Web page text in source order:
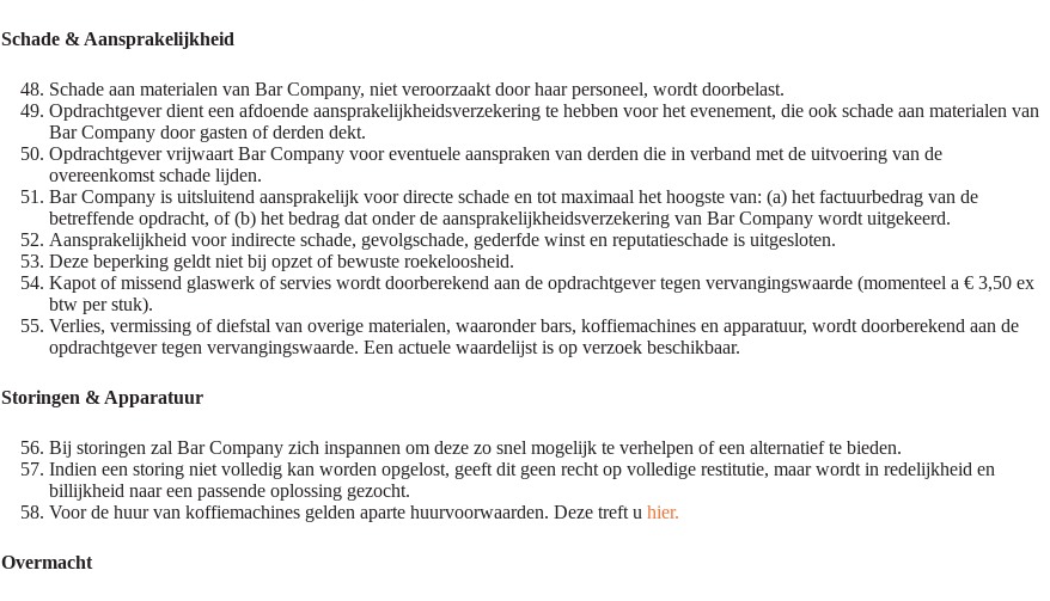
Schade & Aansprakelijkheid
Schade aan materialen van Bar Company, niet veroorzaakt door haar personeel, wordt doorbelast.
Opdrachtgever dient een afdoende aansprakelijkheidsverzekering te hebben voor het evenement, die ook schade aan materialen van
Bar Company door gasten of derden dekt.
Opdrachtgever vrijwaart Bar Company voor eventuele aanspraken van derden die in verband met de uitvoering van de
overeenkomst schade lijden.
Bar Company is uitsluitend aansprakelijk voor directe schade en tot maximaal het hoogste van: (a) het factuurbedrag van de
betreffende opdracht, of (b) het bedrag dat onder de aansprakelijkheidsverzekering van Bar Company wordt uitgekeerd.
Aansprakelijkheid voor indirecte schade, gevolgschade, gederfde winst en reputatieschade is uitgesloten.
Deze beperking geldt niet bij opzet of bewuste roekeloosheid.
Kapot of missend glaswerk of servies wordt doorberekend aan de opdrachtgever tegen vervangingswaarde (momenteel a € 3,50 ex
btw per stuk).
Verlies, vermissing of diefstal van overige materialen, waaronder bars, koffiemachines en apparatuur, wordt doorberekend aan de
opdrachtgever tegen vervangingswaarde. Een actuele waardelijst is op verzoek beschikbaar.
Storingen & Apparatuur
Bij storingen zal Bar Company zich inspannen om deze zo snel mogelijk te verhelpen of een alternatief te bieden.
Indien een storing niet volledig kan worden opgelost, geeft dit geen recht op volledige restitutie, maar wordt in redelijkheid en
billijkheid naar een passende oplossing gezocht.
Voor de huur van koffiemachines gelden aparte huurvoorwaarden. Deze treft u hier.
Overmacht